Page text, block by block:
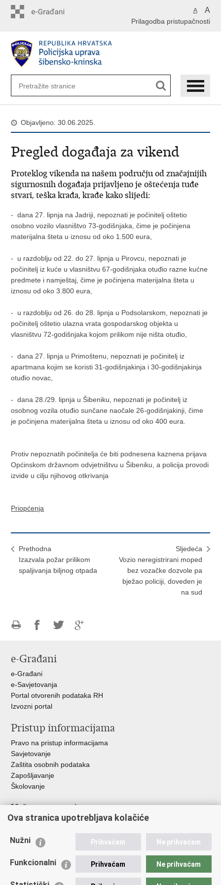
A A
Prilagodba pristupačnosti
Objavljeno: 30.06.2025.
Pregled događaja za vikend
Proteklog vikenda na našem području od značajnijih
sigurnosnih događaja prijavljeno je oštećenja tuđe
stvari, teška krađa, krađe kako slijedi:
- dana 27. lipnja na Jadriji, nepoznati je počinitelj oštetio
osobno vozilo vlasništvo 73-godišnjaka, čime je počinjena
materijalna šteta u iznosu od oko 1.500 eura,
- u razdoblju od 22. do 27. lipnja u Pirovcu, nepoznati je
počinitelj iz kuće u vlasništvu 67-godišnjaka otuđio razne kućne
predmete i namještaj, čime je počinjena materijalna šteta u
iznosu od oko 3.800 eura,
- u razdoblju od 26. do 28. lipnja u Podsolarskom, nepoznati je
počinitelj oštetio ulazna vrata gospodarskog objekta u
vlasništvu 72-godišnjaka kojom prilikom nije ništa otuđio,
- dana 27. lipnja u Primoštenu, nepoznati je počinitelj iz
apartmana kojim se koristi 31-godišnjakinja i 30-godišnjakinja
otuđio novac,
- dana 28./29. lipnja u Šibeniku, nepoznati je počinitelj iz
osobnog vozila otuđio sunčane naočale 26-godišnjakinji, čime
je počinjena materijalna šteta u iznosu od oko 400 eura.
Protiv nepoznatih počinitelja će biti podnesena kaznena prijava
Općinskom državnom odvjetništvu u Šibeniku, a policija provodi
izvide u cilju njihovog otkrivanja
Priopćenja
Prethodna
Izazvala požar prilikom
spaljivanja biljnog otpada
Sljedeća
Vozio neregistrirani moped
bez vozačke dozvole pa
bježao policiji, doveden je
na sud
FacebookuTwitteru
e-Građani
e-Građani
e-Savjetovanja
Portal otvorenih podataka RH
Izvozni portal
Pristup informacijama
Pravo na pristup informacijama
Savjetovanje
Zaštita osobnih podataka
Zapošljavanje
Školovanje
Važne poveznice
Ministarstvo unutarnjih poslova
Udruge
Policijska akademija
Ova stranica upotrebljava kolačiće
Nužni Prihvaćam Ne prihvaćam
Funkcionalni Prihvaćam Ne prihvaćam